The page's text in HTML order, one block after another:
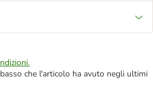
che l'articolo ha avuto negli ultimi